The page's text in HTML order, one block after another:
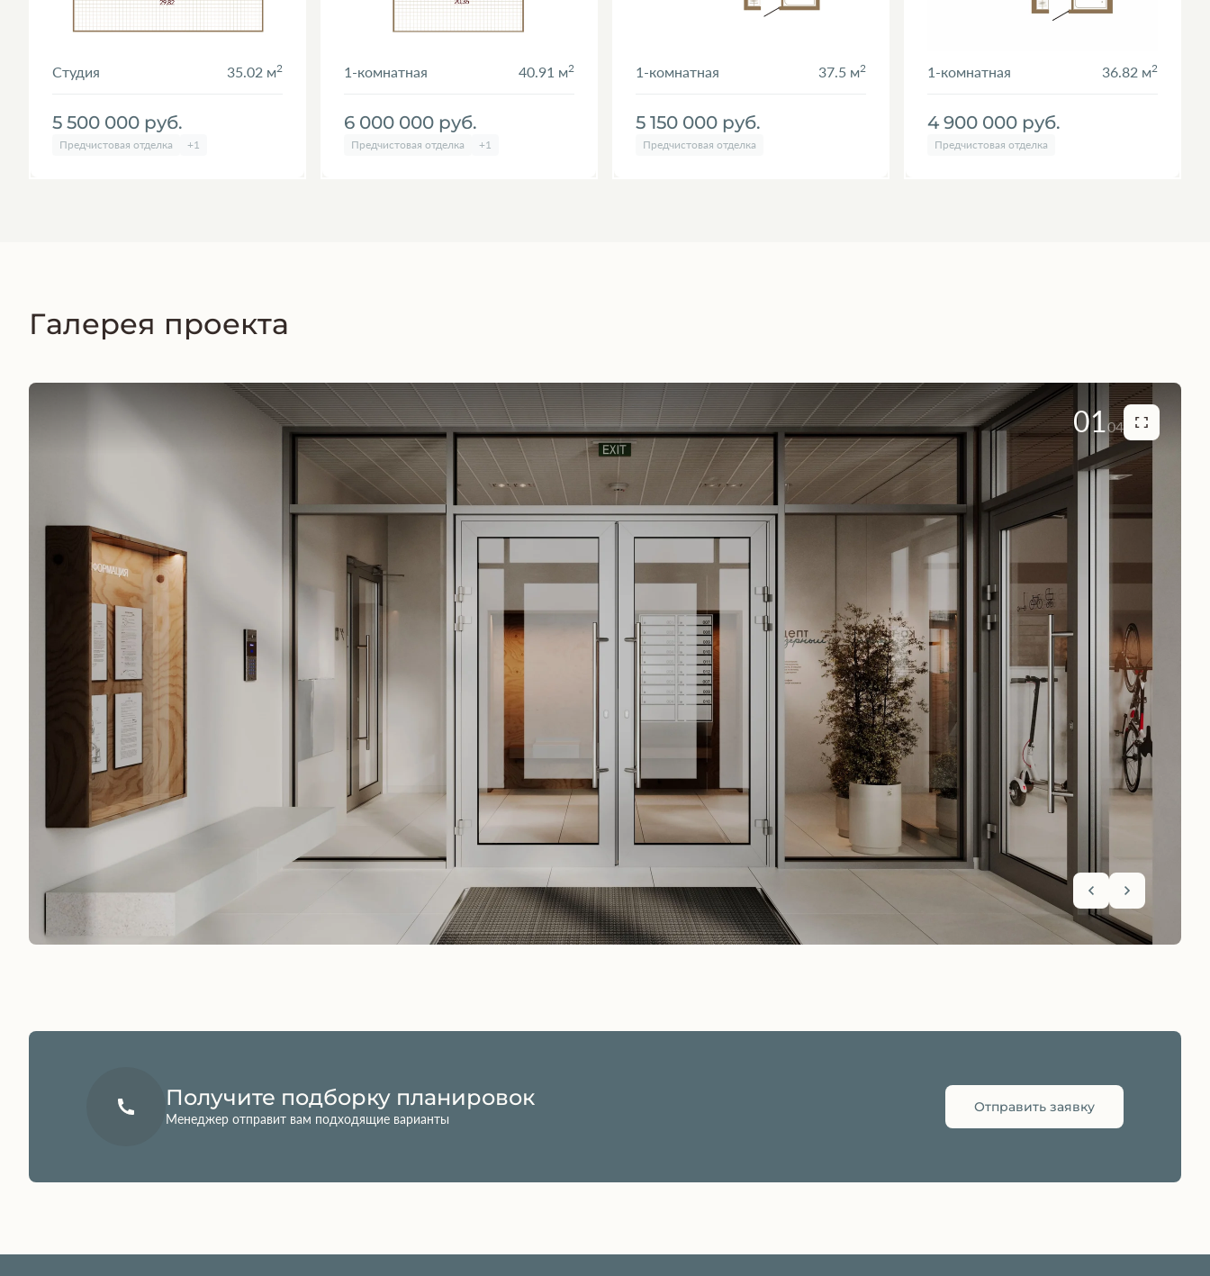
Студия 35.02 м2
5 500 000 руб.
Предчистовая отделка +1
1-комнатная 40.91 м2
6 000 000 руб.
Предчистовая отделка +1
1-комнатная 37.5 м2
5 150 000 руб.
Предчистовая отделка
1-комнатная 36.82 м2
4 900 000 руб.
Предчистовая отделка
Галерея проекта
0104
Получите подборку планировок
Менеджер отправит вам подходящие варианты
Отправить заявку